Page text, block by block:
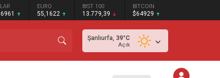
EURO
55,1622
BIST 100
13.779,39
BITCOIN
$64929
Şanlıurfa, 39°C
Açık